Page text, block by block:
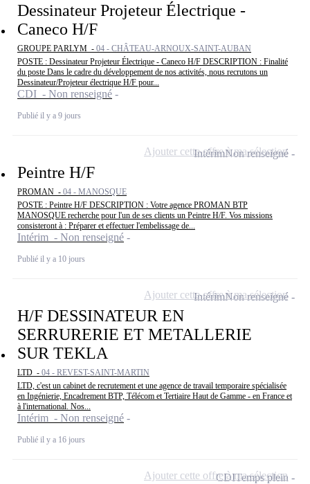
Dessinateur Projeteur Électrique -
Caneco H/F
GROUPE PARLYM - 04 - CHÂTEAU-ARNOUX-SAINT-AUBAN
POSTE : Dessinateur Projeteur Électrique - Caneco H/F DESCRIPTION : Finalité
du poste Dans le cadre du développement de nos activités, nous recrutons un
Dessinateur/Projeteur électrique H/F pour...
CDI - Non renseigné
Publié il y a 9 jours
Peintre H/F
PROMAN - 04 - MANOSQUE
POSTE : Peintre H/F DESCRIPTION : Votre agence PROMAN BTP
MANOSQUE recherche pour l'un de ses clients un Peintre H/F. Vos missions
consisteront à : Préparer et effectuer l'embelissage de...
Intérim - Non renseigné
Publié il y a 10 jours
IntérimNon renseigné
Ajouter cette offre à ma sélection
H/F DESSINATEUR EN
SERRURERIE ET METALLERIE
SUR TEKLA
LTD - 04 - REVEST-SAINT-MARTIN
LTD, c'est un cabinet de recrutement et une agence de travail temporaire spécialisée
en Ingénierie, Encadrement BTP, Télécom et Tertiaire Haut de Gamme - en France et
à l'international. Nos...
Intérim - Non renseigné
Publié il y a 16 jours
IntérimNon renseigné
Ajouter cette offre à ma sélection
CDITemps plein
Ajouter cette offre à ma sélection